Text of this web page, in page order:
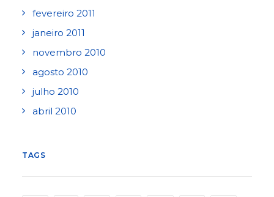
fevereiro 2011
janeiro 2011
novembro 2010
agosto 2010
julho 2010
abril 2010
TAGS